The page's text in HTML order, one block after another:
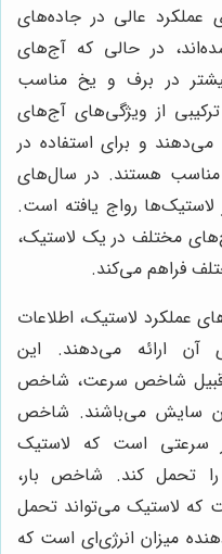
عملکرد عالی در جاده‌های
در حالی که آج‌های
در برف و یخ مناسب
از ویژگی‌های آج‌های
می‌دهند و برای استفاده در
هستند. در سال‌های
لاستیک‌ها رواج یافته است.
مختلف در یک لاستیک،
فراهم می‌کند.
عملکرد لاستیک، اطلاعات
آن ارائه می‌دهند. این
قبیل شاخص سرعت، شاخص
سایش می‌باشند. شاخص
سرعتی است که لاستیک
را تحمل کند. شاخص بار،
که لاستیک می‌تواند تحمل
میزان انرژی‌ای است که